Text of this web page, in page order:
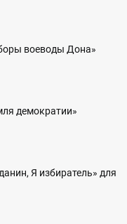
воеводы Дона»
демократии»
Я избиратель» для